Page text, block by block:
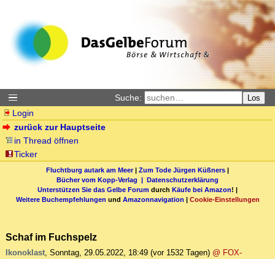
Suche: Los
Login
zurück zur Hauptseite
in Thread öffnen
Ticker
Fluchtburg autark am Meer| Zum Tode Jürgen Küßners |
Bücher vom Kopp-Verlag | Datenschutzerklärung
Unterstützen Sie das Gelbe Forum durch Käufe bei Amazon! |
Weitere Buchempfehlungen und Amazonnavigation | Cookie-Einstellungen
Schaf im Fuchspelz
Ikonoklast, Sonntag, 29.05.2022, 18:49 (vor 1532 Tagen) @ FOX-